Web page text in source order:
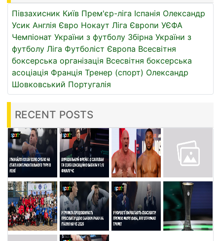
Півзахисник Київ Прем'єр-ліга Іспанія Олександр
Усик Англія Євро Нокаут Ліга Європи УЄФА
Чемпіонат України з футболу Збірна України з
футболу Ліга Футболіст Європа Всесвітня
боксерська організація Всесвітня боксерська
асоціація Франція Тренер (спорт) Олександр
Шовковський Португалія
RECENT POSTS